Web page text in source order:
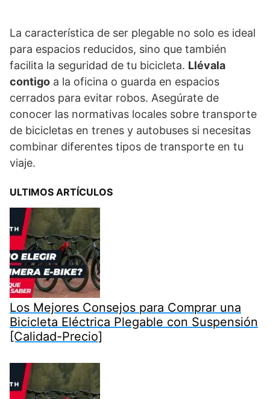
La característica de ser plegable no solo es ideal
para espacios reducidos, sino que también
facilita la seguridad de tu bicicleta. Llévala
contigo a la oficina o guarda en espacios
cerrados para evitar robos. Asegúrate de
conocer las normativas locales sobre transporte
de bicicletas en trenes y autobuses si necesitas
combinar diferentes tipos de transporte en tu
viaje.
ULTIMOS ARTÍCULOS
Los Mejores Consejos para Comprar una
Bicicleta Eléctrica Plegable con Suspensión
[Calidad-Precio]